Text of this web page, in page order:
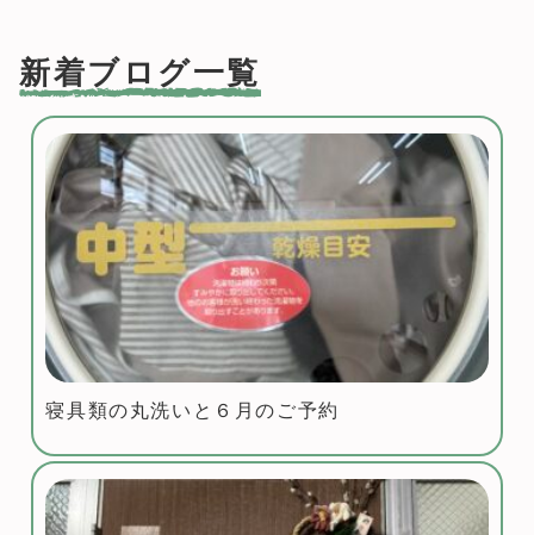
新着ブログ一覧
寝具類の丸洗いと６月のご予約